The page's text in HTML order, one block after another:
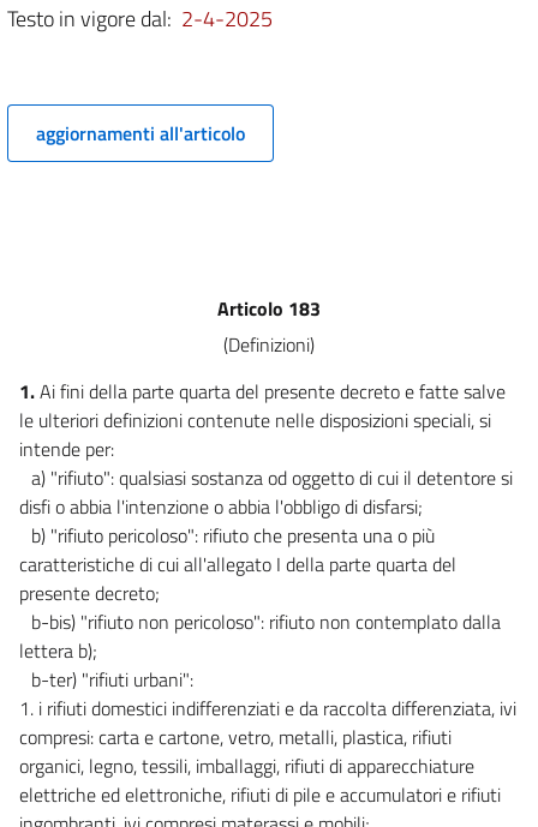
PROCEDURE PER LA VALUTAZIONE AMBIENTALE STRATEGICA (VAS), PER
PRINCIPI GENERALI PER LE PROCEDURE DI VIA, DI VAS E PER LA
VALUTAZIONE D'INCIDENZA E L'AUTORIZZAZIONE INTEGRATA AMBIENTALE
8 bis
9
10
((TITOLO II
LA VALUTAZIONE AMBIENTALE STRATEGICA))
11
12
13
14
15
16
17
Testo in vigore dal: 2-4-2025
aggiornamenti all'articolo
Articolo 183
(Definizioni)
1.Ai fini della parte quarta del presente decreto e fatte salve
le ulteriori definizioni contenute nelle disposizioni speciali, si
intende per:
a) "rifiuto": qualsiasi sostanza od oggetto di cui il detentore si
disfi o abbia l'intenzione o abbia l'obbligo di disfarsi;
b) "rifiuto pericoloso": rifiuto che presenta una o più
caratteristiche di cui all'allegato I della parte quarta del
presente decreto;
b-bis) "rifiuto non pericoloso": rifiuto non contemplato dalla
lettera b);
b-ter) "rifiuti urbani":
1. i rifiuti domestici indifferenziati e da raccolta differenziata, ivi
compresi: carta e cartone, vetro, metalli, plastica, rifiuti
organici, legno, tessili, imballaggi, rifiuti di apparecchiature
elettriche ed elettroniche, rifiuti di pile e accumulatori e rifiuti